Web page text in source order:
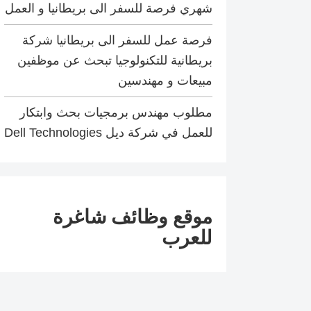
شهري فرصة للسفر الى بريطانيا و العمل
فرصة عمل للسفر الى بريطانيا شركة
بريطانية للتكنولوجيا تبحث عن موظفين
مبيعات و مهندسين
مطلوب مهندس برمجيات بحث وابتكار
للعمل في شركة ديل Dell Technologies
موقع وظائف شاغرة
للعرب